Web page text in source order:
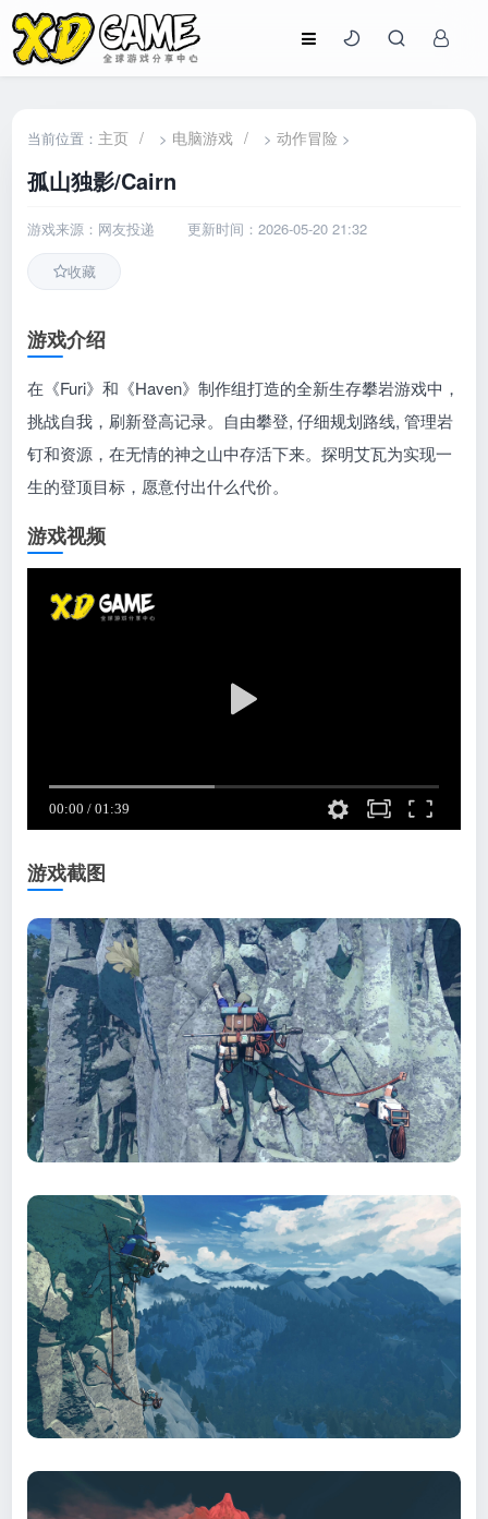
当前位置： 主页 / > 电脑游戏 / >动作冒险 >
孤山独影/Cairn
游戏来源：网友投递 更新时间：2026-05-20 21:32
收藏
游戏介绍
在《Furi》和《Haven》制作组打造的全新生存攀岩游戏中，
挑战自我，刷新登高记录。自由攀登, 仔细规划路线, 管理岩
钉和资源，在无情的神之山中存活下来。探明艾瓦为实现一
生的登顶目标，愿意付出什么代价。
游戏视频
游戏截图